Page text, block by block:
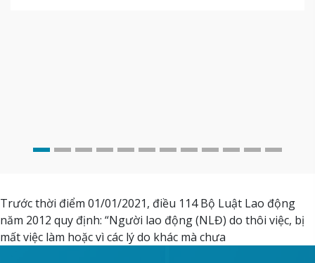
Trước thời điểm 01/01/2021, điều 114 Bộ Luật Lao động
năm 2012 quy định: “Người lao động (NLĐ) do thôi việc, bị
mất việc làm hoặc vì các lý do khác mà chưa